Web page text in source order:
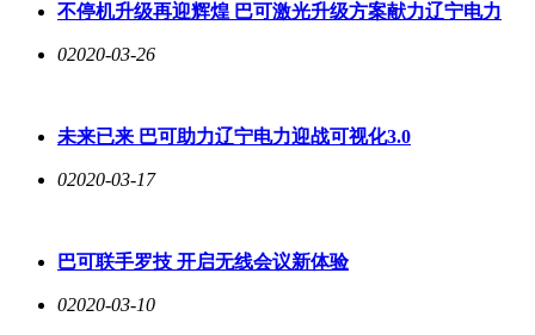
不停机升级再迎辉煌 巴可激光升级方案献力辽宁电力
02020-03-26
未来已来 巴可助力辽宁电力迎战可视化3.0
02020-03-17
巴可联手罗技 开启无线会议新体验
02020-03-10